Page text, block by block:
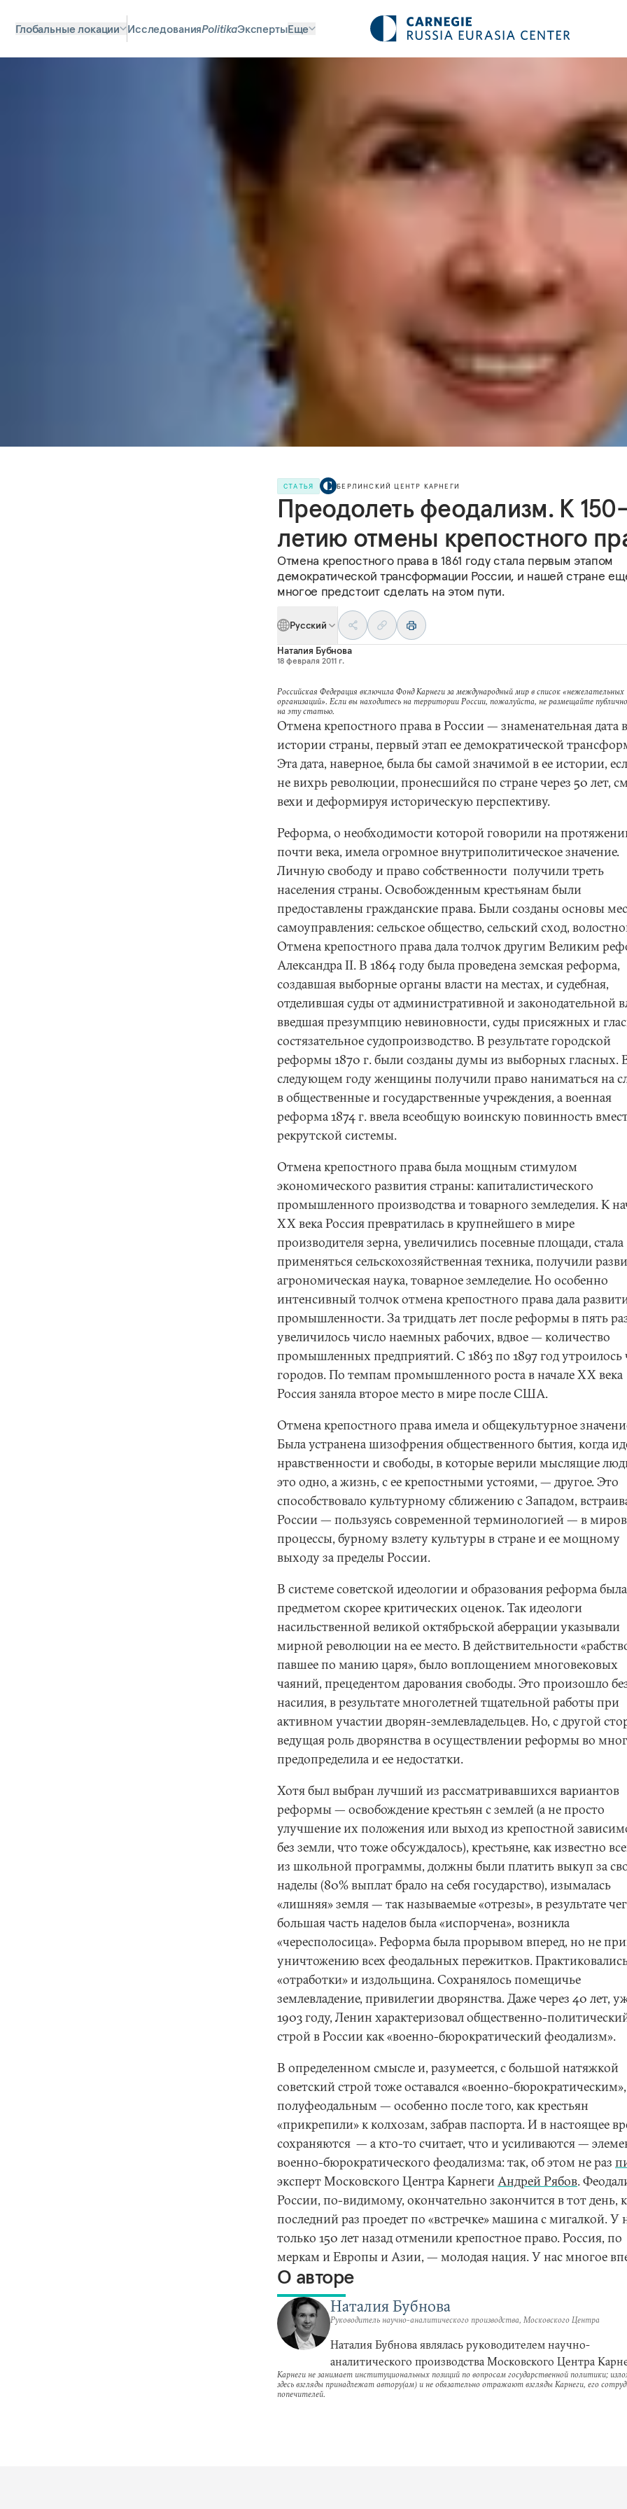
Глобальные локации ИсследованияPolitikaЭкспертыЕще
СТАТЬЯ БЕРЛИНСКИЙ ЦЕНТР КАРНЕГИ
Преодолеть феодализм. К 150-
летию отмены крепостного
Отмена крепостного права в 1861 году стала первым этапом
демократической трансформации России, и нашей стране
многое предстоит сделать на этом пути.
Русский
Наталия Бубнова
18 февраля 2011 г.
Российская Федерация включила Фонд Карнеги за международный мир в список «нежелательных
организаций». Если вы находитесь на территории России, пожалуйста, не размещайте
на эту статью.
Отмена крепостного права в России — знаменательная дата в
истории страны, первый этап ее демократической
Эта дата, наверное, была бы самой значимой в ее истории,
не вихрь революции, пронесшийся по стране через 50 лет,
вехи и деформируя историческую перспективу.
Реформа, о необходимости которой говорили на
почти века, имела огромное внутриполитическое значение.
Личную свободу и право собственности получили треть
населения страны. Освобожденным крестьянам были
предоставлены гражданские права. Были созданы основы
самоуправления: сельское общество, сельский сход,
Отмена крепостного права дала толчок другим Великим
Александра II. В 1864 году была проведена земская реформа,
создавшая выборные органы власти на местах, и судебная,
отделившая суды от административной и законодательной
введшая презумпцию невиновности, суды присяжных и
состязательное судопроизводство. В результате городской
реформы 1870 г. были созданы думы из выборных гласных.
следующем году женщины получили право наниматься на
в общественные и государственные учреждения, а военная
реформа 1874 г. ввела всеобщую воинскую повинность
рекрутской системы.
Отмена крепостного права была мощным стимулом
экономического развития страны: капиталистического
промышленного производства и товарного земледелия. К
ХХ века Россия превратилась в крупнейшего в мире
производителя зерна, увеличились посевные площади, стала
применяться сельскохозяйственная техника, получили
агрономическая наука, товарное земледелие. Но особенно
интенсивный толчок отмена крепостного права дала
промышленности. За тридцать лет после реформы в пять
увеличилось число наемных рабочих, вдвое — количество
промышленных предприятий. С 1863 по 1897 год утроилось
городов. По темпам промышленного роста в начале ХХ века
Россия заняла второе место в мире после США.
Отмена крепостного права имела и общекультурное
Была устранена шизофрения общественного бытия, когда
нравственности и свободы, в которые верили мыслящие
это одно, а жизнь, с ее крепостными устоями, — другое. Это
способствовало культурному сближению с Западом,
России — пользуясь современной терминологией — в
процессы, бурному взлету культуры в стране и ее мощному
выходу за пределы России.
В системе советской идеологии и образования реформа была
предметом скорее критических оценок. Так идеологи
насильственной великой октябрьской аберрации указывали
мирной революции на ее место. В действительности
павшее по манию царя», было воплощением многовековых
чаяний, прецедентом дарования свободы. Это произошло
насилия, в результате многолетней тщательной работы при
активном участии дворян-землевладельцев. Но, с другой
ведущая роль дворянства в осуществлении реформы во
предопределила и ее недостатки.
Хотя был выбран лучший из рассматривавшихся вариантов
реформы — освобождение крестьян с землей (а не просто
улучшение их положения или выход из крепостной
без земли, что тоже обсуждалось), крестьяне, как известно
из школьной программы, должны были платить выкуп за
наделы (80% выплат брало на себя государство), изымалась
«лишняя» земля — так называемые «отрезы», в результате
большая часть наделов была «испорчена», возникла
«чересполосица». Реформа была прорывом вперед, но не
уничтожению всех феодальных пережитков.
«отработки» и издольщина. Сохранялось помещичье
землевладение, привилегии дворянства. Даже через 40 лет,
1903 году, Ленин характеризовал общественно-
строй в России как «военно-бюрократический феодализм».
В определенном смысле и, разумеется, с большой натяжкой
советский строй тоже оставался «военно-бюрократическим»,
полуфеодальным — особенно после того, как крестьян
«прикрепили» к колхозам, забрав паспорта. И в настоящее
сохраняются — а кто-то считает, что и усиливаются —
военно-бюрократического феодализма: так, об этом не раз
эксперт Московского Центра КарнегиАндрей Рябов.
России, по-видимому, окончательно закончится в тот день,
последний раз проедет по «встречке» машина с мигалкой. У
только 150 лет назад отменили крепостное право. Россия, по
меркам и Европы и Азии, — молодая нация. У нас многое
О авторе
Наталия Бубнова
Руководитель научно-аналитического производства, Московского Центра
Наталия Бубнова являлась руководителем научно-
аналитического производства Московского Центра
Карнеги не занимает институциональных позиций по вопросам государственной политики;
здесь взгляды принадлежат автору(ам) и не обязательно отражают взгляды Карнеги, его
попечителей.